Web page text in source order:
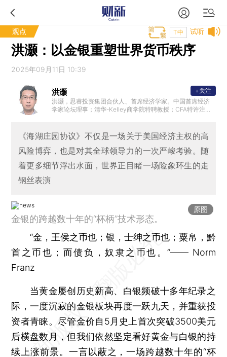
观点 试听
T中
洪灏：以金银重塑世界货币秩序
2025年09月11日 10:39
洪灏
洪灏，思睿投资集团合伙人、首席经济学家。中国首席经济
学家论坛理事；清华-Kelley商学院特聘教授；CFA特许注册
+关注
《海湖庄园协议》不仅是一场关于美国经济主权的高
风险博弈，也是对其全球领导力的一次严峻考验。随
着更多细节浮出水面，世界正目睹一场险象环生的走
钢丝表演
原图
金银的跨越数十年的“杯柄”技术形态。
“金，王侯之币也；银，士绅之币也；粟帛，黔
首之币也；而债负，奴隶之币也。”—— Norm
Franz
当黄金屡创历史新高、白银频破十多年纪录之
际，一度沉寂的金银板块再度一跃九天，并重获投
资者青睐。尽管金价自5月史上首次突破3500美元
后横盘数月，但我们依然坚定看好黄金与白银的持
续上涨前景。一言以蔽之，一场跨越数十年的“杯